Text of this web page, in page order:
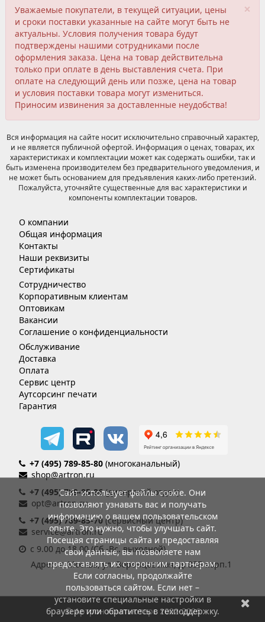
×
Уважаемые покупатели, в текущей ситуации, цены
и сроки поставки указанные на сайте могут быть не
актуальны. Условия получения товара будут
подтверждены нашими сотрудниками после
оформления заказа. Цена на товар действительна
только при оплате в день выставления счета. При
оплате на следующий день или позже, цена на товар
и условия поставки товара могут измениться.
Приносим извинения за доставленные неудобства!
Вся информация на сайте носит исключительно справочный характер,
и не является публичной офертой. Информация о ценах, товарах, их
характеристиках и комплектации может как содержать ошибки, так и
быть изменена производителем без предварительного уведомления, и
не может быть основанием для предъявления каких-либо претензий.
Пожалуйста, уточняйте существенные для вас характеристики и
компоненты комплектации товаров.
О компании
Общая информация
Контакты
Наши реквизиты
Сертификаты
Сотрудничество
Корпоративным клиентам
Оптовикам
Вакансии
Соглашение о конфиденциальности
Обслуживание
Доставка
Оплата
Сервис центр
Аутсорсинг печати
Гарантия
+7 (495) 789-85-80 (многоканальный)
shop@artron.ru
+7 (495) 789-85-86(дилерский отдел)
opt@artron.ru
+7 (495) 789-85-70 (сервисный центр)
service@artron.ru
с 9.00 до 18.00 (Сб.-Вс. выходной)
Адрес: г. Москва, ул. Воронцовская, д. 35Б корп.1
© Артрон компьютерс 2002-2026
Сайт использует файлы cookie. Они
позволяют узнавать вас и получать
информацию о вашем пользовательском
опыте. Это нужно, чтобы улучшать сайт.
Посещая страницы сайта и предоставляя
свои данные, вы позволяете нам
предоставлять их сторонним партнерам.
Если согласны, продолжайте
пользоваться сайтом. Если нет –
установите специальные настройки в
браузере или обратитесь в техподдержку.